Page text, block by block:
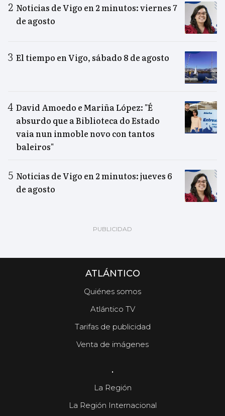
Noticias de Vigo en 2 minutos: viernes 7
de agosto
El tiempo en Vigo, sábado 8 de agosto
David Amoedo e Mariña López: "É
absurdo que a Biblioteca do Estado
vaia nun inmoble novo con tantos
baleiros"
Noticias de Vigo en 2 minutos: jueves 6
de agosto
ATLÁNTICO
Quiénes somos
Atlántico TV
Tarifas de publicidad
Venta de imágenes
.
La Región
La Región Internacional